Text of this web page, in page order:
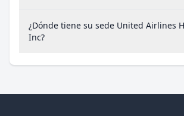
¿Dónde tiene su sede United Airlines
Inc?